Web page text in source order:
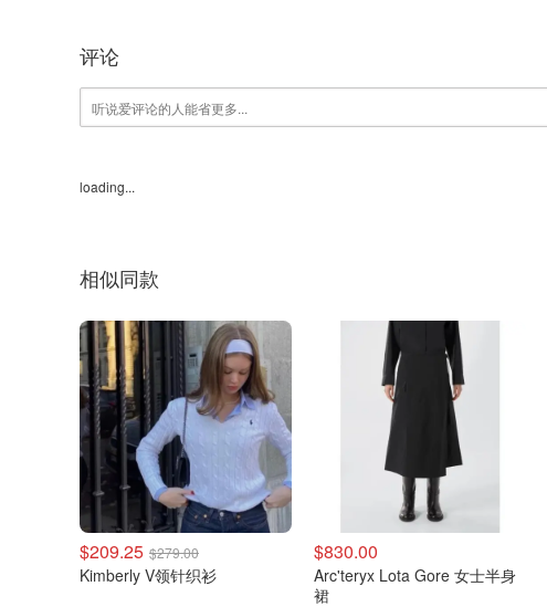
评论
loading...
相似同款
$209.25 $279.00
Kimberly V领针织衫
$830.00
Arc'teryx Lota Gore 女士半身
裙